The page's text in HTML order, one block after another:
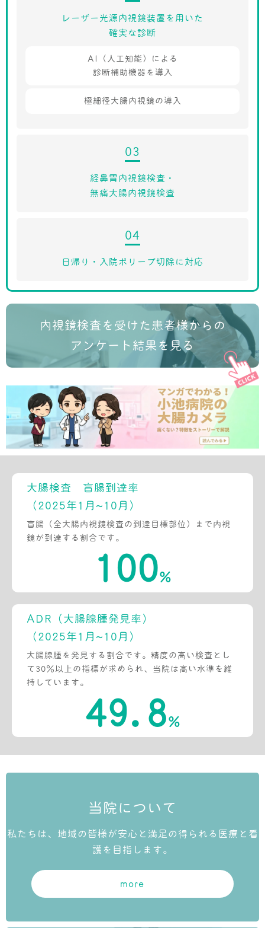
レーザー光源内視鏡装置を用いた
確実な診断
AI（人工知能）による
診断補助機器を導入
極細径大腸内視鏡の導入
03
経鼻胃内視鏡検査・
無痛大腸内視鏡検査
04
日帰り・入院ポリープ切除に対応
内視鏡検査を受けた患者様からの
アンケート結果を見る
大腸検査 盲腸到達率
（2025年1月~10月）
盲腸（全大腸内視鏡検査の到達目標部位）まで内視
鏡が到達する割合です。
100%
ADR（大腸腺腫発見率）
（2025年1月~10月）
大腸腺腫を発見する割合です。精度の高い検査とし
て30%以上の指標が求められ、当院は高い水準を維
持しています。
49.8%
当院について
私たちは、地域の皆様が安心と満足の得られる医療と看
護を目指します。
more